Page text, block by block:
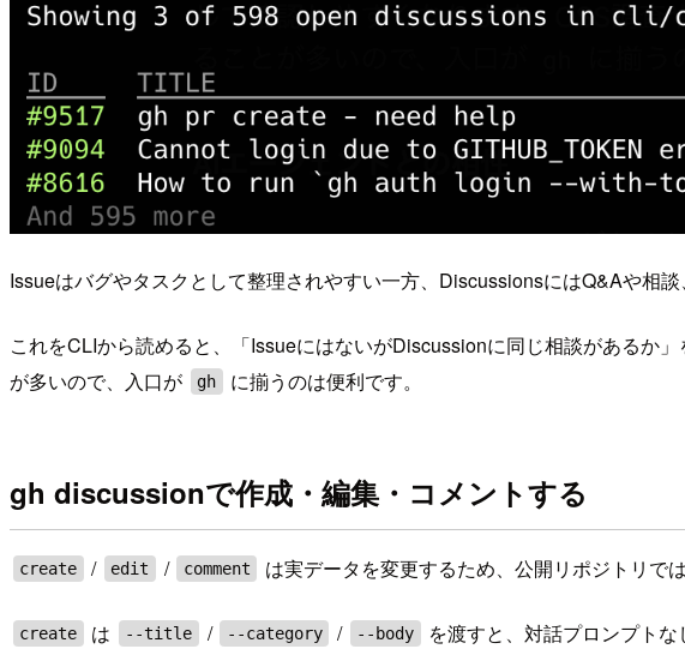
Issueはバグやタスクとして整理されやすい一方、DiscussionsにはQ&Aや相談
これをCLIから読めると、「IssueにはないがDiscussionに同じ相談があるか
が多いので、入口が
gh に揃うのは便利です。
gh discussionで作成・編集・コメントする
create / edit / comment は実データを変更するため、公開リポジトリで
create は --title / --category / --body を渡すと、対話プロンプトな